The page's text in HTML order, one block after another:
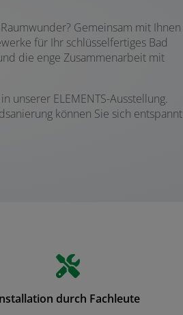
Gemeinsam mit Ihnen
für Ihr schlüsselfertiges Bad
die enge Zusammenarbeit mit
unserer ELEMENTS-Ausstellung.
können Sie sich entspannt
durch Fachleute